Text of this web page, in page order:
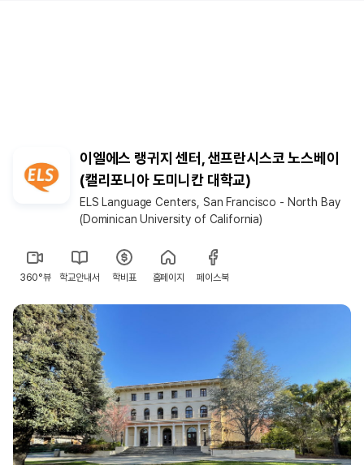
이엘에스 랭귀지 센터, 샌프란시스코 노스베이
(캘리포니아 도미니칸 대학교)
ELS Language Centers, San Francisco - North Bay
(Dominican University of California)
360°뷰 학교안내서 학비표 홈페이지 페이스북